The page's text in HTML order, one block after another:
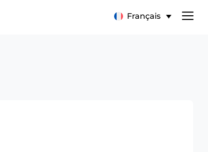
Français